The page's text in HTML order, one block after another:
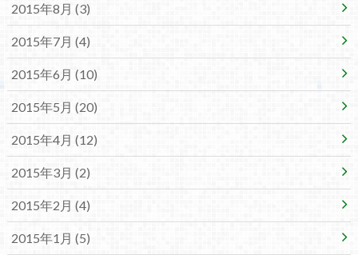
2015年8月 (3)
2015年7月 (4)
2015年6月 (10)
2015年5月 (20)
2015年4月 (12)
2015年3月 (2)
2015年2月 (4)
2015年1月 (5)